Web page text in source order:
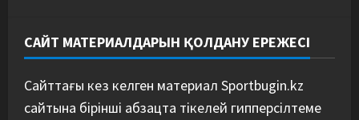
САЙТ МАТЕРИАЛДАРЫН ҚОЛДАНУ ЕРЕЖЕСІ
Сайттағы кез келген материал Sportbugin.kz
сайтына бірінші абзацта тікелей гипперсілтеме